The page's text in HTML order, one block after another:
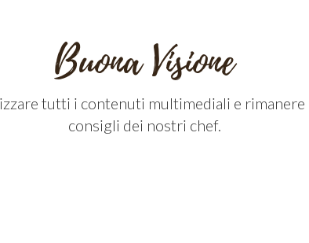
Buona Visione
tutti i contenuti multimediali e
consigli dei nostri chef.